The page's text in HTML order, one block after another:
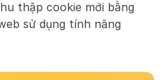
thập cookie mới bằng
sử dụng tính năng